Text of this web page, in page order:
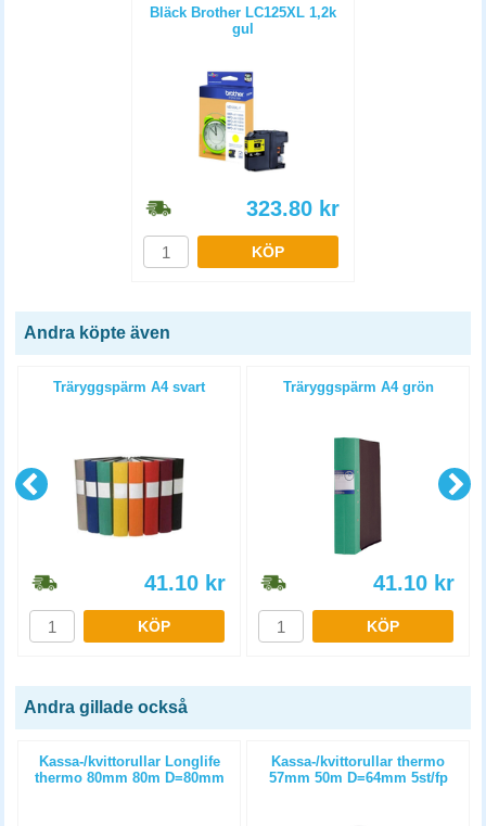
Bläck Brother LC125XL 1,2k
gul
323.80 kr
KÖP
Andra köpte även
Träryggspärm A4 svart
41.10 kr
KÖP
Träryggspärm A4 grön
41.10 kr
KÖP
Andra gillade också
Kassa-/kvittorullar Longlife
thermo 80mm 80m D=80mm
Kassa-/kvittorullar thermo
57mm 50m D=64mm 5st/fp